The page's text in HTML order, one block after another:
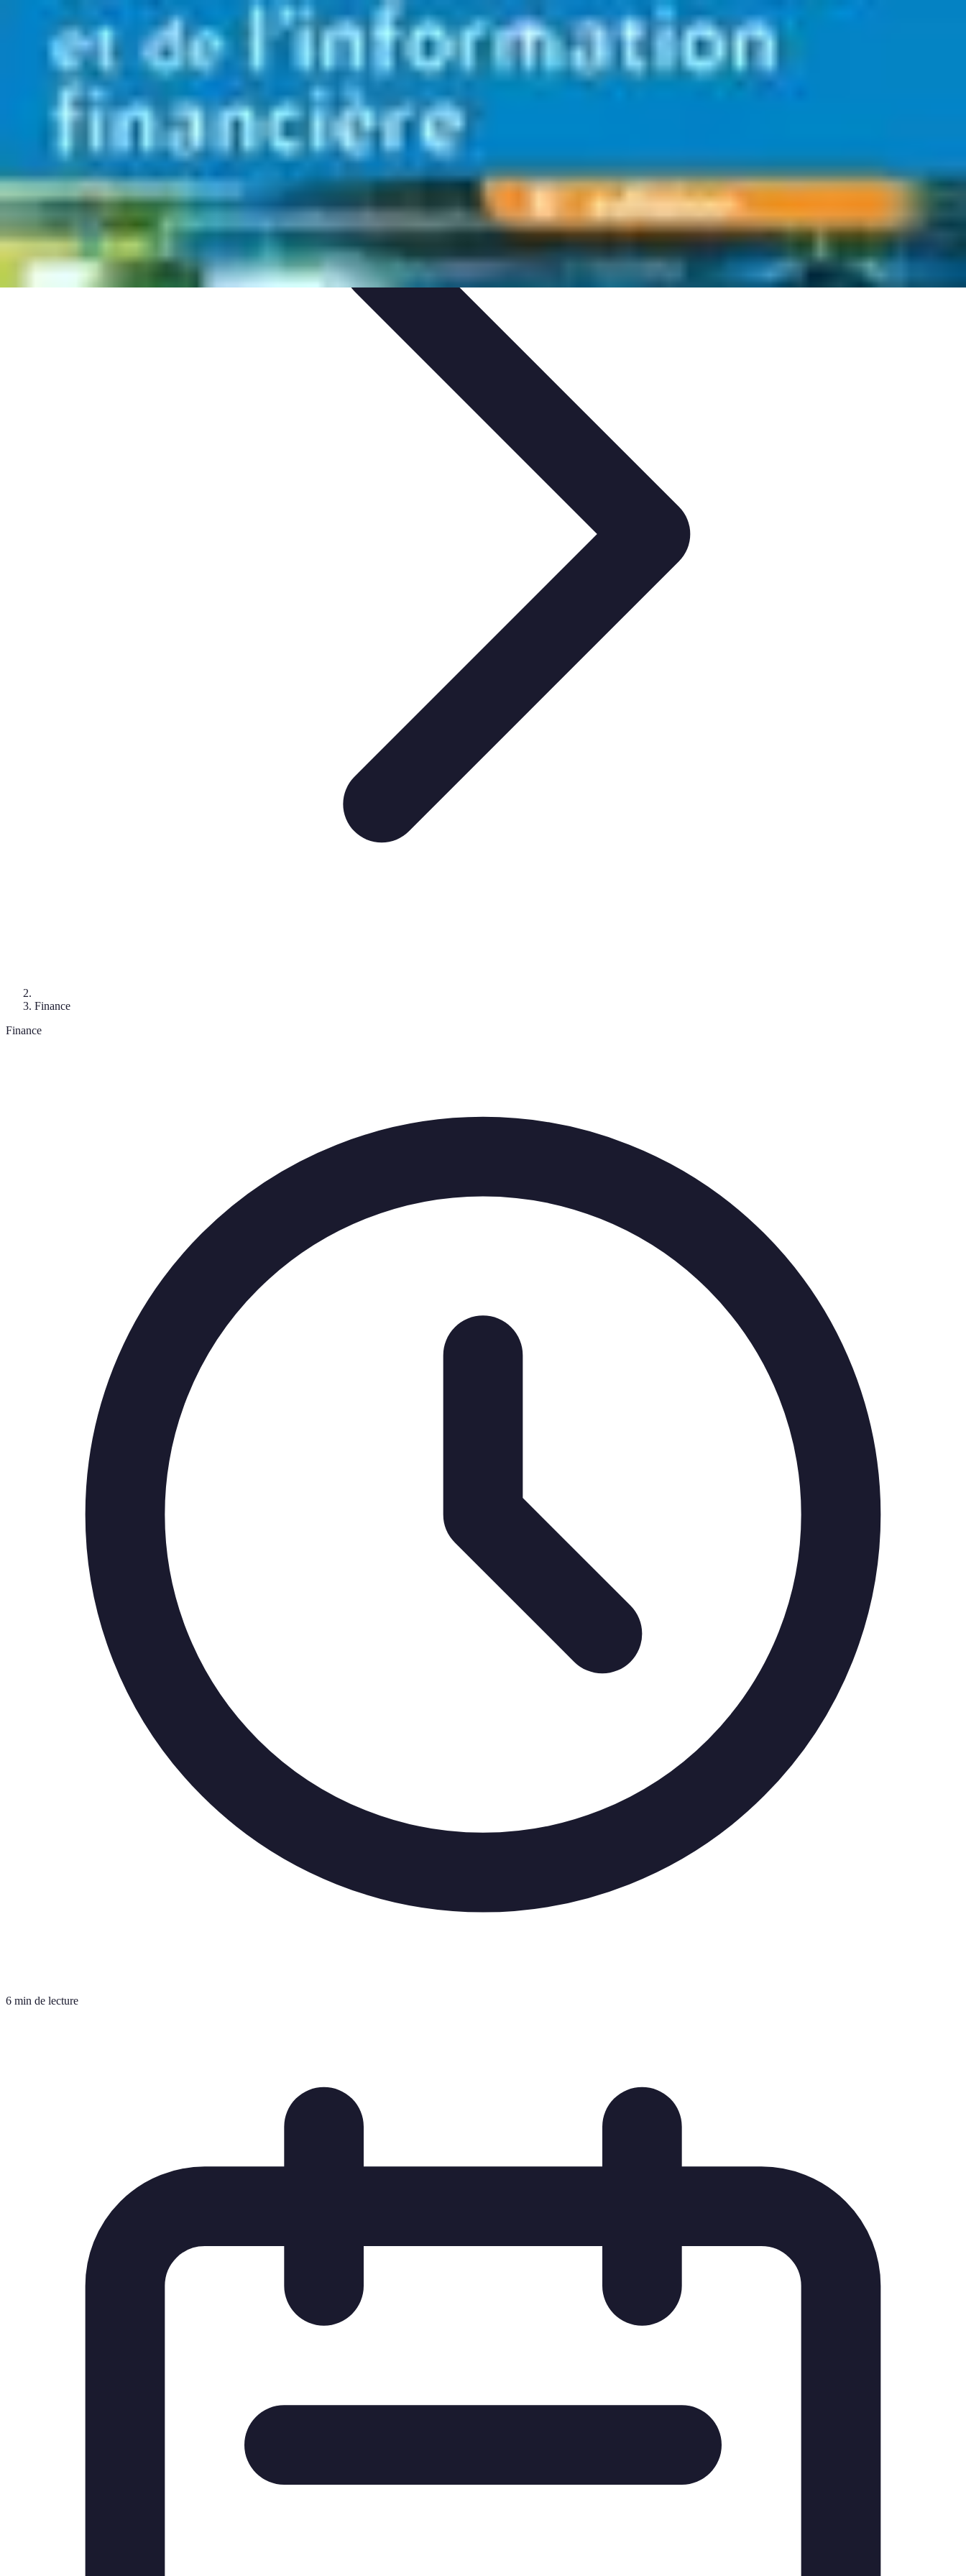
Loisirs créatifs Marketing digitalFinance personnelle Développement personnel
Trucs pour Gagner
Finance
Finance
6 min de lecture